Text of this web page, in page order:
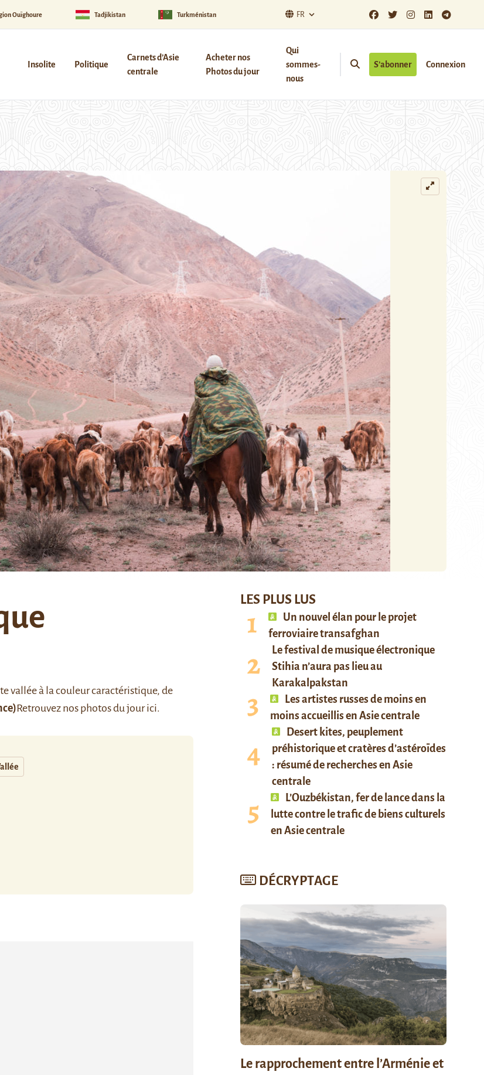
Ouïghoure Tadjikistan Turkménistan FR
Insolite Politique
Carnets d’Asie
centrale
Acheter nos
Photos du jour
Qui
sommes-
nous
S’abonner Connexion
vallée à la couleur caractéristique, de
Retrouvez nos photos du jourici.
LES PLUS LUS
Un nouvel élan pour le projet
ferroviaire transafghan
Le festival de musique électronique
Stihia n’aura pas lieu au
Karakalpakstan
Les artistes russes de moins en
moins accueillis en Asie centrale
Desert kites, peuplement
préhistorique et cratères d’astéroïdes
: résumé de recherches en Asie
centrale
L’Ouzbékistan, fer de lance dans la
lutte contre le trafic de biens culturels
en Asie centrale
DÉCRYPTAGE
Le rapprochement entre l’Arménie et